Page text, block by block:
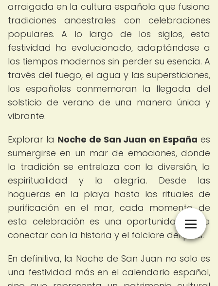
arraigada en la cultura española que fusiona
tradiciones ancestrales con celebraciones
populares. A lo largo de los siglos, esta
festividad ha evolucionado, adaptándose a
los tiempos modernos sin perder su esencia. A
través del fuego, el agua y las supersticiones,
los españoles conmemoran la llegada del
solsticio de verano de una manera única y
vibrante.
Explorar la Noche de San Juan en España es
sumergirse en un mar de emociones, donde
la tradición se entrelaza con la diversión, la
espiritualidad y la alegría. Desde las
hogueras en la playa hasta los rituales de
purificación en el mar, cada momento de
esta celebración es una oportunidad para
conectar con la historia y el folclore del país.
En definitiva, la Noche de San Juan no solo es
una festividad más en el calendario español,